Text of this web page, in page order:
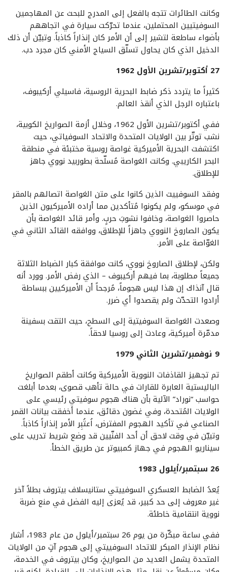
وكانت الطائرات تتجه بالفعل إلى المدرج للبحث عن المهاجمين
السوفيتيين المحتملين، عندما تحرّكت سيارة في اتجاههم
بأضواء ساطعة لتشير إلى أن الأمر كان إنذاراً كاذباً. وتبيّن أن ذلك
الدخيل الذي كان يحاول تسلّق السياج الأمني كان مجرد دب.
27 أكتوبر/تشرين الأول 1962
كثيراً ما يتردد ذكر ضابط البحرية الروسية، فاسيلي أركيبوف،
باعتباره الرجل الذي أنقذ العالم.
ففي أكتوبر/تشرين الأول 1962، وخلال أزمة الصواريخ الكوبية،
نشب توتّر بين الولايات المتحدة والاتحاد السوفياتي، حيث
اكتشفت البحرية الأميركية غواصة روسية مختبئة في منطقة
البحر الكاريبي. وكانت الغواصة مُسلّحة بطوربيد نووي جاهز
للإطلاق.
وفقد السوفييت الذين كانوا على متن الغواصة اتصالهم بالمقر
في موسكو، ولم يكونوا مُتأكدين مما أراده الأميركيون الذين
حاصروا الغواصة، وخافوا نشوبَ حربٍ. وأمر قائد الغواصة بأن
يكون الصاروخ النووي جاهزاً للإطلاق، ووافقه القائد الثاني في
الغوّاصة على الأمر.
ولكن، لإطلاق الصاروخ نووي، كانت موافقة كبار الضباط الثلاثة
جميعاً مطلوبة، بما فيهم أركيبوف – الذي رفض الأمر. وورد أنه
قال آنذاك إن هذا ليس هجوماً، مُرجحاً أن الأميركيين ببساطة
أرادوا التحدّث ولم يقصدوا أي ضرر.
وصعدت الغواصة السوفيتية إلى السطح، حيث التقت بسفينة
مدمّرة أميركية، وعادت إلى روسيا لاحقاً.
9 نوفمبر/تشرين الثاني 1979
تم تجهيز القاذفات النووية الأميركية وكانت أطقم الصواريخ
الباليستية العابرة للقارات في حالة تأهب قصوى، بعدما أبلغت
حواسب “نوراد” الآلية بأن هناك هجوم سوفيتي رئيسي على
الولايات المُتحدة، وفي غضون دقائق، عندما أخفقت بيانات القمر
الصناعي في تأكيد الهجوم المفترض، اُعتُبِر الأمر إنذاراً كاذباً.
وتبيّن في وقت لاحق أن أحد الفنّيين قد وضع شريط تدريب على
سيناريو الهجوم في جهاز كمبيوتر عن طريق الخطأ.
26 سبتمبر/أيلول 1983
يُعدُ الضابط العسكري السوفييتي ستانيسلاف بيتروف بطلاً آخر
غير معروف إلى حد كبير، قد يُعزى إليه الفضل في منع ضربة
نووية انتقامية خاطئة.
ففي ساعة مبكّرة من يوم 26 سبتمبر/أيلول من عام 1983، أشار
نظام الإنذار المبكر للاتحاد السوفييتي إلى هجوم آتٍ من الولايات
المتحدة يشمل العديد من الصواريخ، وكان بيتروف في الخدمة،